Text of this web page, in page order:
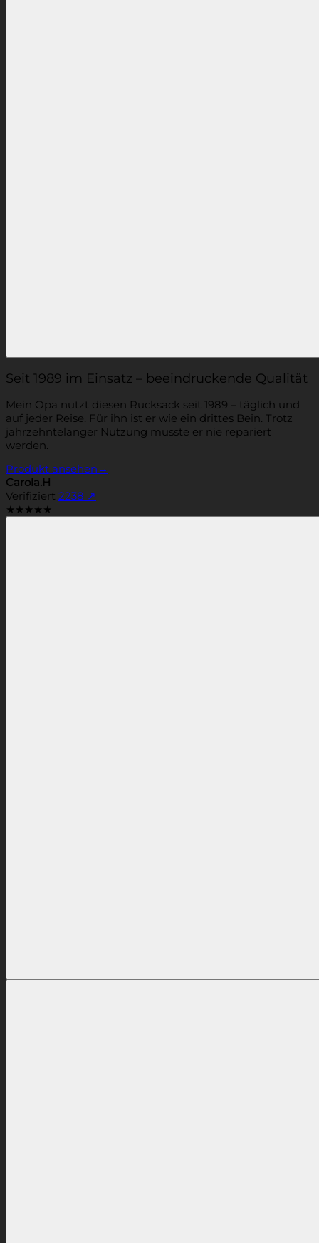
Seit 1989 im Einsatz – beeindruckende Qualität
Mein Opa nutzt diesen Rucksack seit 1989 – täglich und
auf jeder Reise. Für ihn ist er wie ein drittes Bein. Trotz
jahrzehntelanger Nutzung musste er nie repariert
werden.
Produkt ansehen →
Carola.H
Verifiziert 2238 ↗
★★★★★